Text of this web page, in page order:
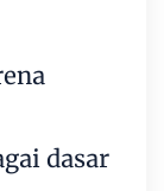
dasar